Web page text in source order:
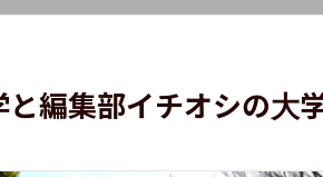
と編集部イチオシの大